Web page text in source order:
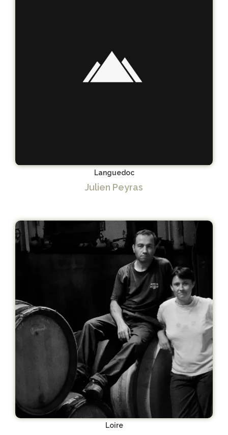
Languedoc
Julien Peyras
Loire